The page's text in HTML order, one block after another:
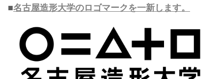
■名古屋造形大学のロゴマークを一新します。